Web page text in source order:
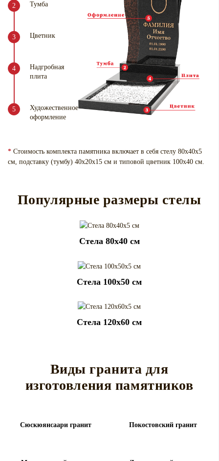
Тумба
Цветник
Надгробная
плита
Художественное
оформление
* Стоимость комплекта памятника включает в себя стелу 80х40х5
см, подставку (тумбу) 40х20х15 см и типовой цветник 100х40 см.
Популярные размеры стелы
Cтела 80x40 см
Cтела 100x50 см
Cтела 120x60 см
Виды гранита для
изготовления памятников
Сюскюянсаари гранит Покостовский гранит